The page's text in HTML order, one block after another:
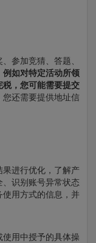
参加竞猜、答题、
例如对特定活动所领
，您可能需要提交
您还需要提供地址信
进行优化，了解产
识别账号异常状态
用方式的信息，并
用中授予的具体操